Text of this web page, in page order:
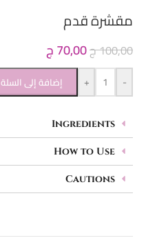
مقشرة قدم
100,00ج70,00ج
-
+ إضافة إلى السلة
Ingredients
How to Use
Cautions